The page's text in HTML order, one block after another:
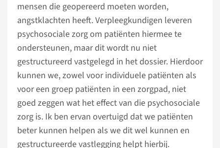
mensen die geopereerd moeten worden,
angstklachten heeft. Verpleegkundigen leveren
psychosociale zorg om patiënten hiermee te
ondersteunen, maar dit wordt nu niet
gestructureerd vastgelegd in het dossier. Hierdoor
kunnen we, zowel voor individuele patiënten als
voor een groep patiënten in een zorgpad, niet
goed zeggen wat het effect van die psychosociale
zorg is. Ik ben ervan overtuigd dat we patiënten
beter kunnen helpen als we dit wel kunnen en
gestructureerde vastlegging helpt hierbij.